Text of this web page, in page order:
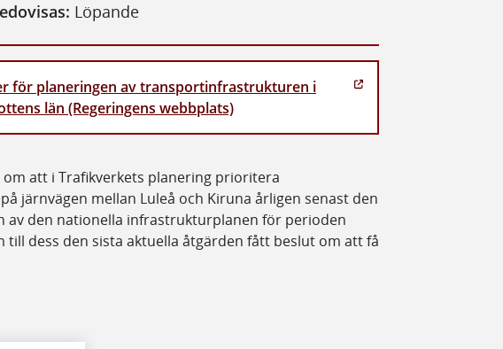
Löpande
för planeringen av transportinfrastrukturen i
län (Regeringens webbplats)
om att i Trafikverkets planering prioritera
järnvägen mellan Luleå och Kiruna årligen senast den
av den nationella infrastrukturplanen för perioden
till dess den sista aktuella åtgärden fått beslut om att få